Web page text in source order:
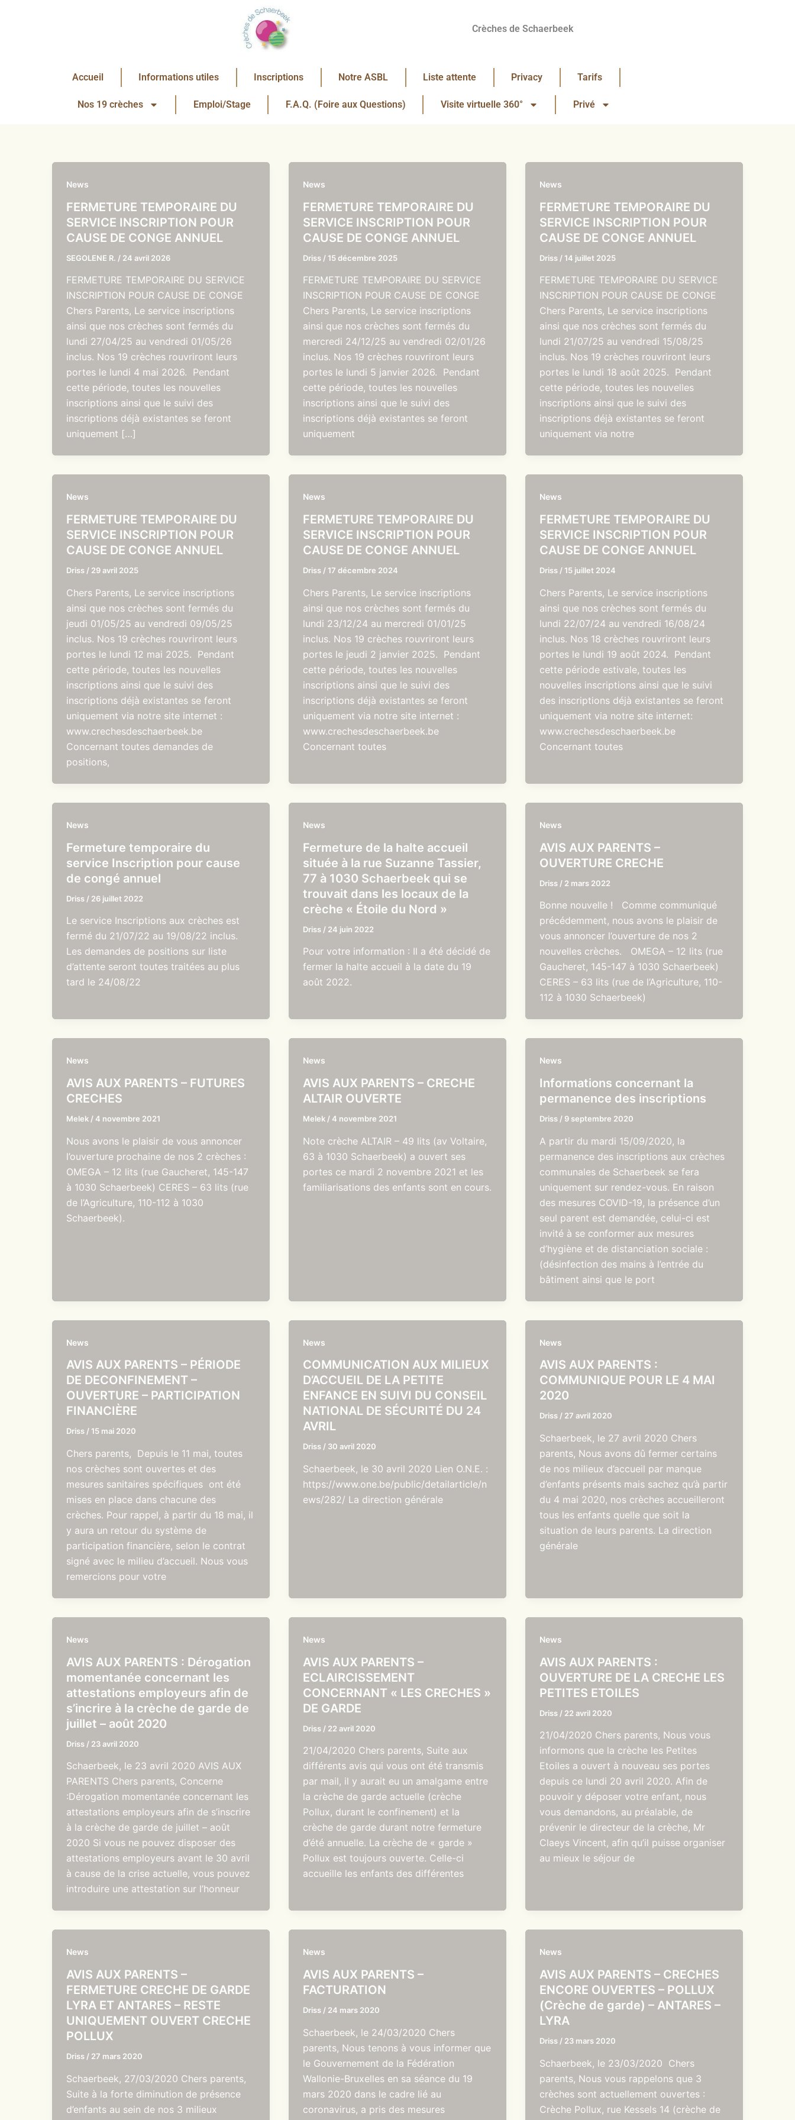
Crèches de Schaerbeek
Accueil Informations utiles Inscriptions Notre ASBL Liste attente Privacy Tarifs
Nos 19 crèches Emploi/Stage F.A.Q. (Foire aux Questions) Visite virtuelle 360° Privé
News
FERMETURE TEMPORAIRE DU
SERVICE INSCRIPTION POUR
CAUSE DE CONGE ANNUEL
SEGOLENE R. / 24 avril 2026
FERMETURE TEMPORAIRE DU SERVICE
INSCRIPTION POUR CAUSE DE CONGE
Chers Parents, Le service inscriptions
ainsi que nos crèches sont fermés du
lundi 27/04/25 au vendredi 01/05/26
inclus. Nos 19 crèches rouvriront leurs
portes le lundi 4 mai 2026. Pendant
cette période, toutes les nouvelles
inscriptions ainsi que le suivi des
inscriptions déjà existantes se feront
uniquement […]
News
FERMETURE TEMPORAIRE DU
SERVICE INSCRIPTION POUR
CAUSE DE CONGE ANNUEL
Driss / 15 décembre 2025
FERMETURE TEMPORAIRE DU SERVICE
INSCRIPTION POUR CAUSE DE CONGE
Chers Parents, Le service inscriptions
ainsi que nos crèches sont fermés du
mercredi 24/12/25 au vendredi 02/01/26
inclus. Nos 19 crèches rouvriront leurs
portes le lundi 5 janvier 2026. Pendant
cette période, toutes les nouvelles
inscriptions ainsi que le suivi des
inscriptions déjà existantes se feront
uniquement
News
FERMETURE TEMPORAIRE DU
SERVICE INSCRIPTION POUR
CAUSE DE CONGE ANNUEL
Driss / 14 juillet 2025
FERMETURE TEMPORAIRE DU SERVICE
INSCRIPTION POUR CAUSE DE CONGE
Chers Parents, Le service inscriptions
ainsi que nos crèches sont fermés du
lundi 21/07/25 au vendredi 15/08/25
inclus. Nos 19 crèches rouvriront leurs
portes le lundi 18 août 2025. Pendant
cette période, toutes les nouvelles
inscriptions ainsi que le suivi des
inscriptions déjà existantes se feront
uniquement via notre
News
FERMETURE TEMPORAIRE DU
SERVICE INSCRIPTION POUR
CAUSE DE CONGE ANNUEL
Driss / 29 avril 2025
Chers Parents, Le service inscriptions
ainsi que nos crèches sont fermés du
jeudi 01/05/25 au vendredi 09/05/25
inclus. Nos 19 crèches rouvriront leurs
portes le lundi 12 mai 2025. Pendant
cette période, toutes les nouvelles
inscriptions ainsi que le suivi des
inscriptions déjà existantes se feront
uniquement via notre site internet :
www.crechesdeschaerbeek.be
Concernant toutes demandes de
positions,
News
FERMETURE TEMPORAIRE DU
SERVICE INSCRIPTION POUR
CAUSE DE CONGE ANNUEL
Driss / 17 décembre 2024
Chers Parents, Le service inscriptions
ainsi que nos crèches sont fermés du
lundi 23/12/24 au mercredi 01/01/25
inclus. Nos 19 crèches rouvriront leurs
portes le jeudi 2 janvier 2025. Pendant
cette période, toutes les nouvelles
inscriptions ainsi que le suivi des
inscriptions déjà existantes se feront
uniquement via notre site internet :
www.crechesdeschaerbeek.be
Concernant toutes
News
FERMETURE TEMPORAIRE DU
SERVICE INSCRIPTION POUR
CAUSE DE CONGE ANNUEL
Driss / 15 juillet 2024
Chers Parents, Le service inscriptions
ainsi que nos crèches sont fermés du
lundi 22/07/24 au vendredi 16/08/24
inclus. Nos 18 crèches rouvriront leurs
portes le lundi 19 août 2024. Pendant
cette période estivale, toutes les
nouvelles inscriptions ainsi que le suivi
des inscriptions déjà existantes se feront
uniquement via notre site internet:
www.crechesdeschaerbeek.be
Concernant toutes
News
Fermeture temporaire du
service Inscription pour cause
de congé annuel
Driss / 26 juillet 2022
Le service Inscriptions aux crèches est
fermé du 21/07/22 au 19/08/22 inclus.
Les demandes de positions sur liste
d’attente seront toutes traitées au plus
tard le 24/08/22
News
Fermeture de la halte accueil
située à la rue Suzanne Tassier,
77 à 1030 Schaerbeek qui se
trouvait dans les locaux de la
crèche « Étoile du Nord »
Driss / 24 juin 2022
Pour votre information : Il a été décidé de
fermer la halte accueil à la date du 19
août 2022.
News
AVIS AUX PARENTS –
OUVERTURE CRECHE
Driss / 2 mars 2022
Bonne nouvelle ! Comme communiqué
précédemment, nous avons le plaisir de
vous annoncer l’ouverture de nos 2
nouvelles crèches. OMEGA – 12 lits (rue
Gaucheret, 145-147 à 1030 Schaerbeek)
CERES – 63 lits (rue de l’Agriculture, 110-
112 à 1030 Schaerbeek)
News
AVIS AUX PARENTS – FUTURES
CRECHES
Melek /4 novembre 2021
Nous avons le plaisir de vous annoncer
l’ouverture prochaine de nos 2 crèches :
OMEGA – 12 lits (rue Gaucheret, 145-147
à 1030 Schaerbeek) CERES – 63 lits (rue
de l’Agriculture, 110-112 à 1030
Schaerbeek).
News
AVIS AUX PARENTS – CRECHE
ALTAIR OUVERTE
Melek /4 novembre 2021
Note crèche ALTAIR – 49 lits (av Voltaire,
63 à 1030 Schaerbeek) a ouvert ses
portes ce mardi 2 novembre 2021 et les
familiarisations des enfants sont en cours.
News
Informations concernant la
permanence des inscriptions
Driss / 9 septembre 2020
A partir du mardi 15/09/2020, la
permanence des inscriptions aux crèches
communales de Schaerbeek se fera
uniquement sur rendez-vous. En raison
des mesures COVID-19, la présence d’un
seul parent est demandée, celui-ci est
invité à se conformer aux mesures
d’hygiène et de distanciation sociale :
(désinfection des mains à l’entrée du
bâtiment ainsi que le port
News
AVIS AUX PARENTS – PÉRIODE
DE DECONFINEMENT –
OUVERTURE – PARTICIPATION
FINANCIÈRE
Driss / 15 mai 2020
Chers parents, Depuis le 11 mai, toutes
nos crèches sont ouvertes et des
mesures sanitaires spécifiques ont été
mises en place dans chacune des
crèches. Pour rappel, à partir du 18 mai, il
y aura un retour du système de
participation financière, selon le contrat
signé avec le milieu d’accueil. Nous vous
remercions pour votre
News
COMMUNICATION AUX MILIEUX
D’ACCUEIL DE LA PETITE
ENFANCE EN SUIVI DU CONSEIL
NATIONAL DE SÉCURITÉ DU 24
AVRIL
Driss / 30 avril 2020
Schaerbeek, le 30 avril 2020 Lien O.N.E. :
https://www.one.be/public/detailarticle/n
ews/282/ La direction générale
News
AVIS AUX PARENTS :
COMMUNIQUE POUR LE 4 MAI
2020
Driss / 27 avril 2020
Schaerbeek, le 27 avril 2020 Chers
parents, Nous avons dû fermer certains
de nos milieux d’accueil par manque
d’enfants présents mais sachez qu’à partir
du 4 mai 2020, nos crèches accueilleront
tous les enfants quelle que soit la
situation de leurs parents. La direction
générale
News
AVIS AUX PARENTS : Dérogation
momentanée concernant les
attestations employeurs afin de
s’incrire à la crèche de garde de
juillet – août 2020
Driss / 23 avril 2020
Schaerbeek, le 23 avril 2020 AVIS AUX
PARENTS Chers parents, Concerne
:Dérogation momentanée concernant les
attestations employeurs afin de s’inscrire
à la crèche de garde de juillet – août
2020 Si vous ne pouvez disposer des
attestations employeurs avant le 30 avril
à cause de la crise actuelle, vous pouvez
introduire une attestation sur l’honneur
News
AVIS AUX PARENTS –
ECLAIRCISSEMENT
CONCERNANT « LES CRECHES »
DE GARDE
Driss / 22 avril 2020
21/04/2020 Chers parents, Suite aux
différents avis qui vous ont été transmis
par mail, il y aurait eu un amalgame entre
la crèche de garde actuelle (crèche
Pollux, durant le confinement) et la
crèche de garde durant notre fermeture
d’été annuelle. La crèche de « garde »
Pollux est toujours ouverte. Celle-ci
accueille les enfants des différentes
News
AVIS AUX PARENTS :
OUVERTURE DE LA CRECHE LES
PETITES ETOILES
Driss / 22 avril 2020
21/04/2020 Chers parents, Nous vous
informons que la crèche les Petites
Etoiles a ouvert à nouveau ses portes
depuis ce lundi 20 avril 2020. Afin de
pouvoir y déposer votre enfant, nous
vous demandons, au préalable, de
prévenir le directeur de la crèche, Mr
Claeys Vincent, afin qu’il puisse organiser
au mieux le séjour de
News
AVIS AUX PARENTS –
FERMETURE CRECHE DE GARDE
LYRA ET ANTARES – RESTE
UNIQUEMENT OUVERT CRECHE
POLLUX
Driss / 27 mars 2020
Schaerbeek, 27/03/2020 Chers parents,
Suite à la forte diminution de présence
d’enfants au sein de nos 3 milieux
News
AVIS AUX PARENTS –
FACTURATION
Driss / 24 mars 2020
Schaerbeek, le 24/03/2020 Chers
parents, Nous tenons à vous informer que
le Gouvernement de la Fédération
Wallonie-Bruxelles en sa séance du 19
mars 2020 dans le cadre lié au
coronavirus, a pris des mesures
News
AVIS AUX PARENTS – CRECHES
ENCORE OUVERTES – POLLUX
(Crèche de garde) – ANTARES –
LYRA
Driss / 23 mars 2020
Schaerbeek, le 23/03/2020 Chers
parents, Nous vous rappelons que 3
crèches sont actuellement ouvertes :
Crèche Pollux, rue Kessels 14 (crèche de